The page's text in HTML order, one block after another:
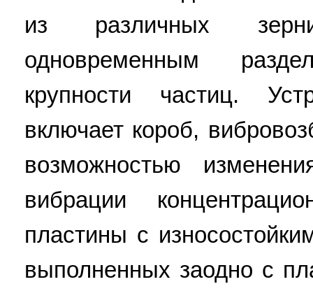
из различных
одновременным
крупности частиц.
включает короб,
возможностью
вибрации
пластины с
выполненных заодно с